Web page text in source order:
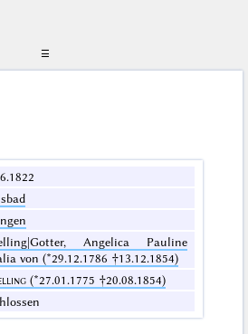
☰
Angelica Pauline
von (*29.12.1786 †13.12.1854)
(*27.01.1775 †20.08.1854)